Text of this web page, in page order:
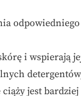
i wspierają
ciąży jest